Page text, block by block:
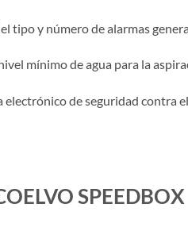
tipo y número de alarmas
mínimo de agua para la
de seguridad contra
SPEEDBOX